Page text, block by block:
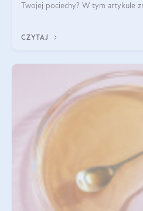
Twojej pociechy? W tym artykule
CZYTAJ